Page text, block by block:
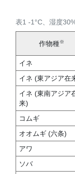
表1 -1°C、湿度
作物種※
イネ
イネ (東アジア在
イネ (東南アジア
来)
コムギ
オオムギ (六条)
アワ
ソバ